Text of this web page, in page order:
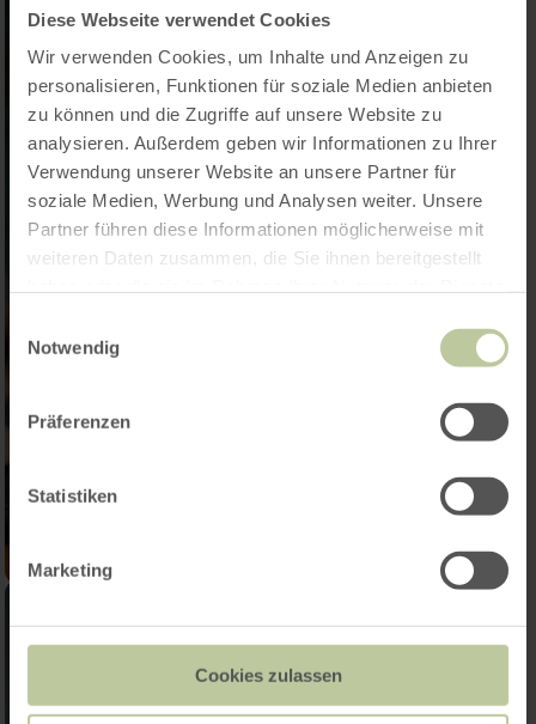
Diese Webseite verwendet Cookies
Wir verwenden Cookies, um Inhalte und Anzeigen zu
personalisieren, Funktionen für soziale Medien anbieten
zu können und die Zugriffe auf unsere Website zu
analysieren. Außerdem geben wir Informationen zu Ihrer
Verwendung unserer Website an unsere Partner für
soziale Medien, Werbung und Analysen weiter. Unsere
Partner führen diese Informationen möglicherweise mit
weiteren Daten zusammen, die Sie ihnen bereitgestellt
Notwendig
Präferenzen
Statistiken
Marketing
Cookies zulassen